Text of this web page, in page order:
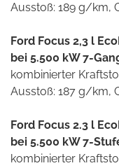
Ausstoß: 189 g/km,
Ford Focus 2,3 l
bei 5.500 kW 7-
kombinierter
Ausstoß: 187 g/km,
Ford Focus 2.3 l
bei 5.500 kW 7-
kombinierter